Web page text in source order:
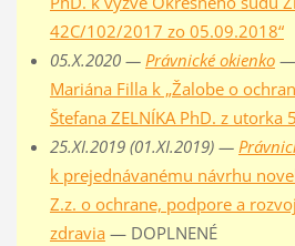
42C/102/2017 zo 05.09.2018“
05.X.2020 — Právnické okienko—
Mariána Filla k „Žalobe o
Štefana ZELNÍKA PhD. z utorka
25.XI.2019 (01.XI.2019) —
k prejednávanému návrhu
Z.z. o ochrane, podpore a
zdravia — DOPLNENÉ